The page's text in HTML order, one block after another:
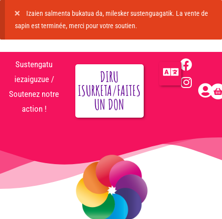
Izaien salmenta bukatua da, milesker sustenguagatik. La vente de
sapin est terminée, merci pour votre soutien.
Sustengatu
iezaiguzue /
Soutenez notre
action !
DIRU
ISURKETA/FAITES
UN DON